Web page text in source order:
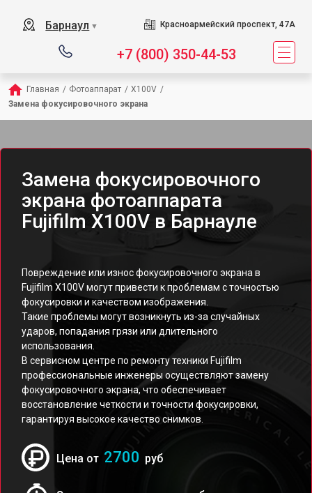
Барнаул ▼ Красноармейский проспект, 47А
+7 (800) 350-44-53
Главная / Фотоаппарат / X100V /
Замена фокусировочного экрана
Замена фокусировочного
экрана фотоаппарата
Fujifilm X100V в Барнауле
Повреждение или износ фокусировочного экрана в
Fujifilm X100V могут привести к проблемам с точностью
фокусировки и качеством изображения.
Такие проблемы могут возникнуть из-за случайных
ударов, попадания грязи или длительного
использования.
В сервисном центре по ремонту техники Fujifilm
профессиональные инженеры осуществляют замену
фокусировочного экрана, что обеспечивает
восстановление четкости и точности фокусировки,
гарантируя высокое качество снимков.
Цена от 2700 руб